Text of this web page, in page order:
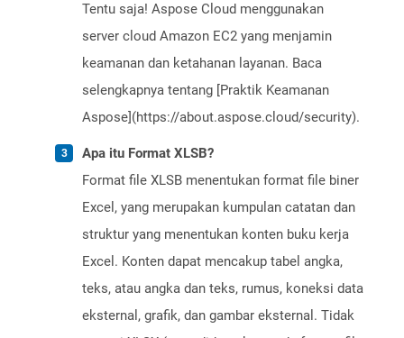
Tentu saja! Aspose Cloud menggunakan
server cloud Amazon EC2 yang menjamin
keamanan dan ketahanan layanan. Baca
selengkapnya tentang [Praktik Keamanan
Aspose](https://about.aspose.cloud/security).
Apa itu Format XLSB?
Format file XLSB menentukan format file biner
Excel, yang merupakan kumpulan catatan dan
struktur yang menentukan konten buku kerja
Excel. Konten dapat mencakup tabel angka,
teks, atau angka dan teks, rumus, koneksi data
eksternal, grafik, dan gambar eksternal. Tidak